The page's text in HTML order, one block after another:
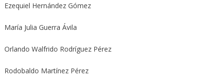
Ezequiel Hernández Gómez
María Julia Guerra Ávila
Orlando Walfrido Rodríguez Pérez
Rodobaldo Martínez Pérez